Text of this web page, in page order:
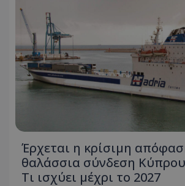
Έρχεται η κρίσιμη
θαλάσσια σύνδεση
Τι ισχύει μέχρι το 2027